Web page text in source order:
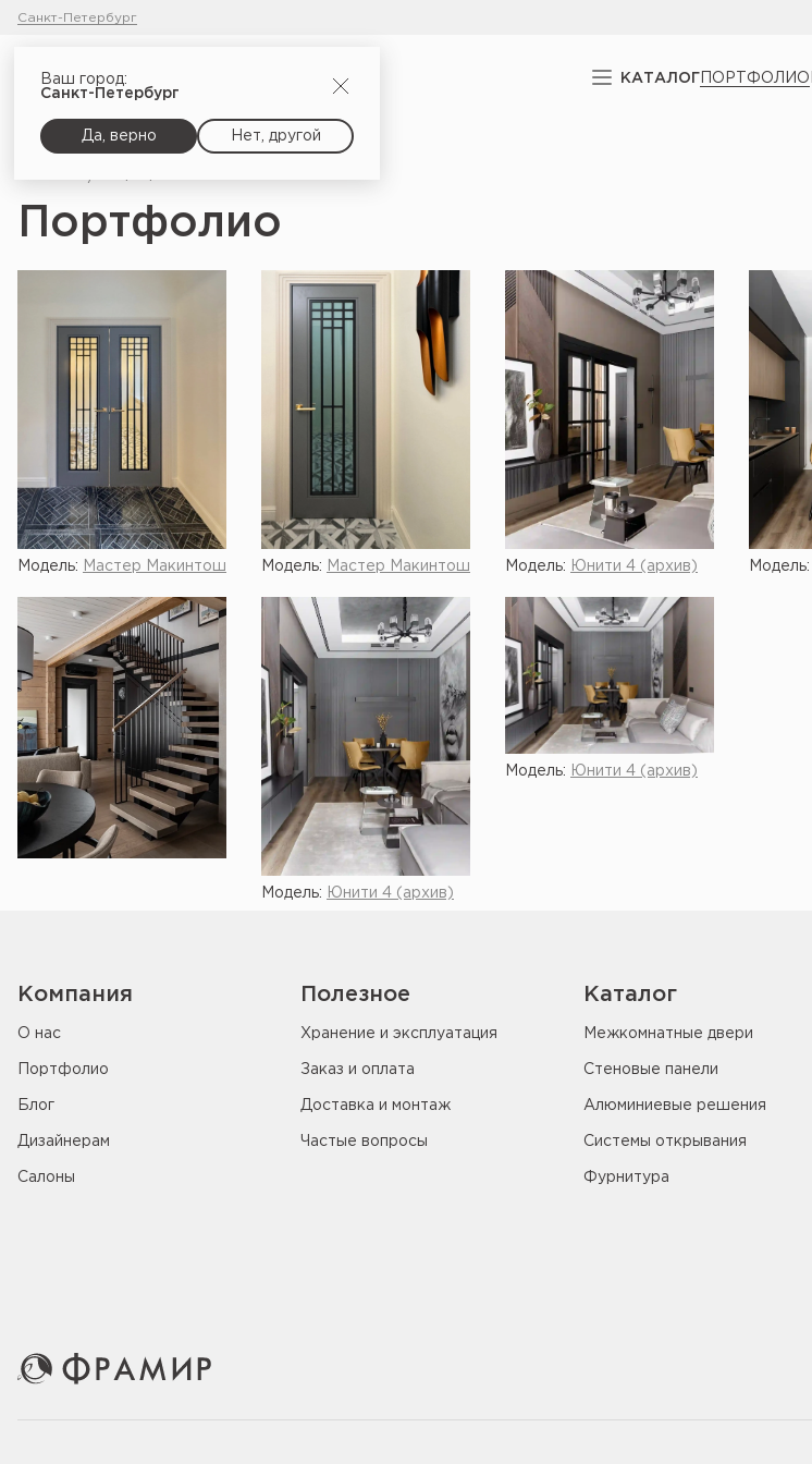
Санкт-Петербург
КАТАЛОГ ПОРТФОЛИО
Ваш город:
Санкт-Петербург
Да, верно Нет, другой
Портфолио
Модель: Мастер Макинтош Модель: Мастер Макинтош Модель: Юнити 4 (архив) Модель:
Модель: Юнити 4 (архив)
Модель: Юнити 4 (архив)
Компания
О нас
Портфолио
Блог
Дизайнерам
Салоны
Полезное
Хранение и эксплуатация
Заказ и оплата
Доставка и монтаж
Частые вопросы
Каталог
Межкомнатные двери
Стеновые панели
Алюминиевые решения
Системы открывания
Фурнитура